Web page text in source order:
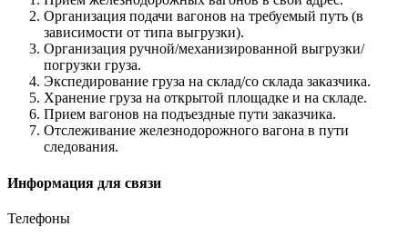
Организация подачи вагонов на требуемый путь (в
зависимости от типа выгрузки).
Организация ручной/механизированной выгрузки/
погрузки груза.
Экспедирование груза на склад/со склада заказчика.
Хранение груза на открытой площадке и на складе.
Прием вагонов на подъездные пути заказчика.
Отслеживание железнодорожного вагона в пути
следования.
Информация для связи
Телефоны